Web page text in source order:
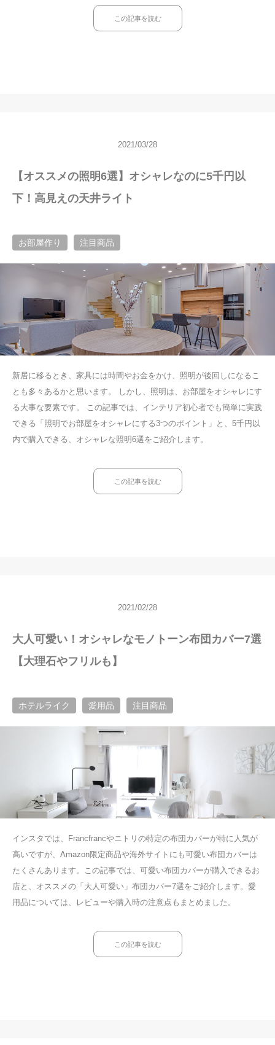
この記事を読む
2021/03/28
【オススメの照明6選】オシャレなのに5千円以
下！高見えの天井ライト
お部屋作り 注目商品
新居に移るとき、家具には時間やお金をかけ、照明が後回しになるこ
とも多々あるかと思います。 しかし、照明は、お部屋をオシャレにす
る大事な要素です。 この記事では、インテリア初心者でも簡単に実践
できる「照明でお部屋をオシャレにする3つのポイント」と、5千円以
内で購入できる、オシャレな照明6選をご紹介します。
この記事を読む
2021/02/28
大人可愛い！オシャレなモノトーン布団カバー7選
【大理石やフリルも】
ホテルライク 愛用品 注目商品
インスタでは、Francfrancやニトリの特定の布団カバーが特に人気が
高いですが、Amazon限定商品や海外サイトにも可愛い布団カバーは
たくさんあります。この記事では、可愛い布団カバーが購入できるお
店と、オススメの「大人可愛い」布団カバー7選をご紹介します。愛
用品については、レビューや購入時の注意点もまとめました。
この記事を読む